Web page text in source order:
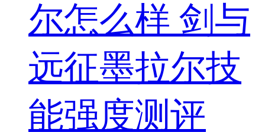
尔怎么样 剑与
远征墨拉尔技
能强度测评